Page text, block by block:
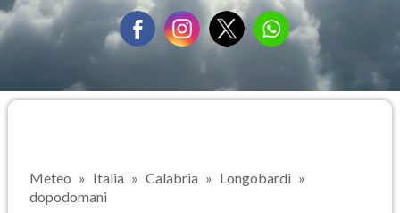
Meteo Italia Calabria
Longobardi
dopodomani